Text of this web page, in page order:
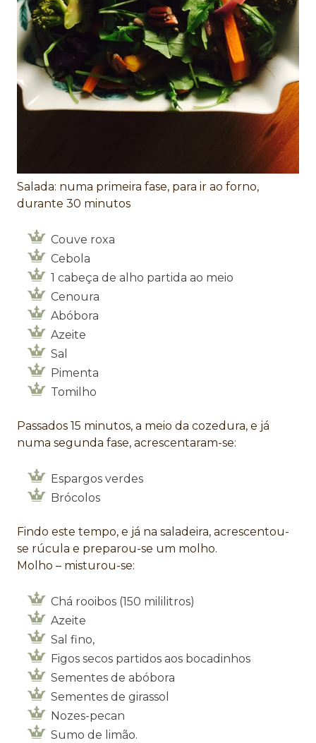
Salada: numa primeira fase, para ir ao forno,
durante 30 minutos
Couve roxa
Cebola
1 cabeça de alho partida ao meio
Cenoura
Abóbora
Azeite
Sal
Pimenta
Tomilho
Passados 15 minutos, a meio da cozedura, e já
numa segunda fase, acrescentaram-se:
Espargos verdes
Brócolos
Findo este tempo, e já na saladeira, acrescentou-
se rúcula e preparou-se um molho.
Molho – misturou-se:
Chá rooibos (150 mililitros)
Azeite
Sal fino,
Figos secos partidos aos bocadinhos
Sementes de abóbora
Sementes de girassol
Nozes-pecan
Sumo de limão.